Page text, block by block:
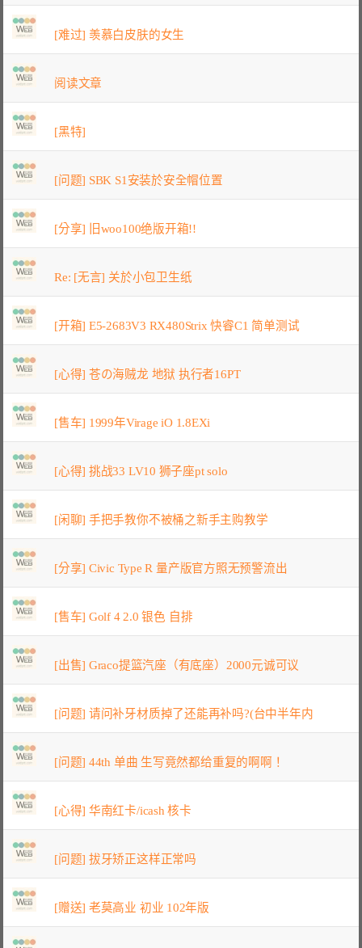
[难过] 羡慕白皮肤的女生
阅读文章
[黑特]
[问题] SBK S1安装於安全帽位置
[分享] 旧woo100绝版开箱!!
Re: [无言] 关於小包卫生纸
[开箱] E5-2683V3 RX480Strix 快睿C1 简单测试
[心得] 苍の海贼龙 地狱 执行者16PT
[售车] 1999年Virage iO 1.8EXi
[心得] 挑战33 LV10 狮子座pt solo
[闲聊] 手把手教你不被桶之新手主购教学
[分享] Civic Type R 量产版官方照无预警流出
[售车] Golf 4 2.0 银色 自排
[出售] Graco提篮汽座（有底座）2000元诚可议
[问题] 请问补牙材质掉了还能再补吗?(台中半年内
[问题] 44th 单曲 生写竟然都给重复的啊啊！
[心得] 华南红卡/icash 核卡
[问题] 拔牙矫正这样正常吗
[赠送] 老莫高业 初业 102年版